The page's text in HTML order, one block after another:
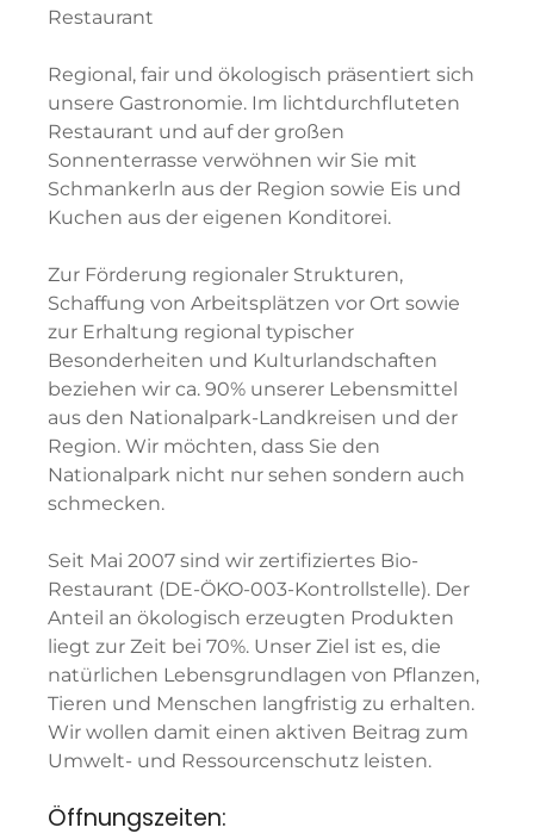
Restaurant
Regional, fair und ökologisch präsentiert sich
unsere Gastronomie. Im lichtdurchfluteten
Restaurant und auf der großen
Sonnenterrasse verwöhnen wir Sie mit
Schmankerln aus der Region sowie Eis und
Kuchen aus der eigenen Konditorei.
Zur Förderung regionaler Strukturen,
Schaffung von Arbeitsplätzen vor Ort sowie
zur Erhaltung regional typischer
Besonderheiten und Kulturlandschaften
beziehen wir ca. 90% unserer Lebensmittel
aus den Nationalpark-Landkreisen und der
Region. Wir möchten, dass Sie den
Nationalpark nicht nur sehen sondern auch
schmecken.
Seit Mai 2007 sind wir zertifiziertes Bio-
Restaurant (DE-ÖKO-003-Kontrollstelle). Der
Anteil an ökologisch erzeugten Produkten
liegt zur Zeit bei 70%. Unser Ziel ist es, die
natürlichen Lebensgrundlagen von Pflanzen,
Tieren und Menschen langfristig zu erhalten.
Wir wollen damit einen aktiven Beitrag zum
Umwelt- und Ressourcenschutz leisten.
Öffnungszeiten: